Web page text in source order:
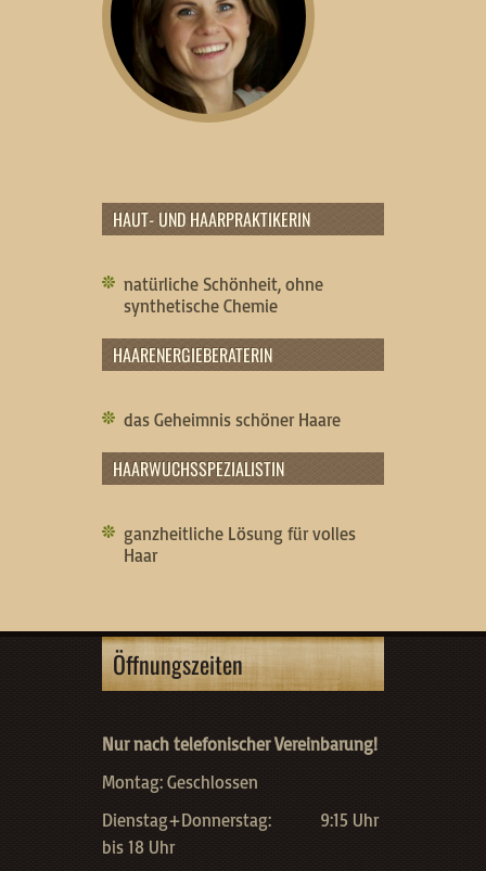
HAUT- UND HAARPRAKTIKERIN
natürliche Schönheit, ohne
synthetische Chemie
HAARENERGIEBERATERIN
das Geheimnis schöner Haare
HAARWUCHSSPEZIALISTIN
ganzheitliche Lösung für volles
Haar
Öffnungszeiten
Nur nach telefonischer Vereinbarung!
Montag: Geschlossen
Dienstag+Donnerstag: 9:15 Uhr
bis 18 Uhr